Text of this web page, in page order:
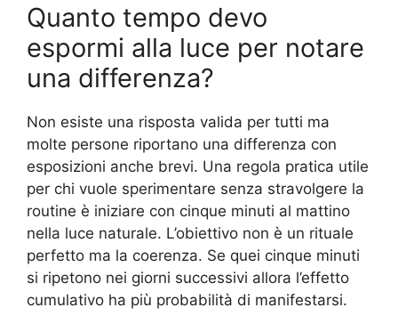
Quanto tempo devo
espormi alla luce per notare
una differenza?
Non esiste una risposta valida per tutti ma
molte persone riportano una differenza con
esposizioni anche brevi. Una regola pratica utile
per chi vuole sperimentare senza stravolgere la
routine è iniziare con cinque minuti al mattino
nella luce naturale. L’obiettivo non è un rituale
perfetto ma la coerenza. Se quei cinque minuti
si ripetono nei giorni successivi allora l’effetto
cumulativo ha più probabilità di manifestarsi.